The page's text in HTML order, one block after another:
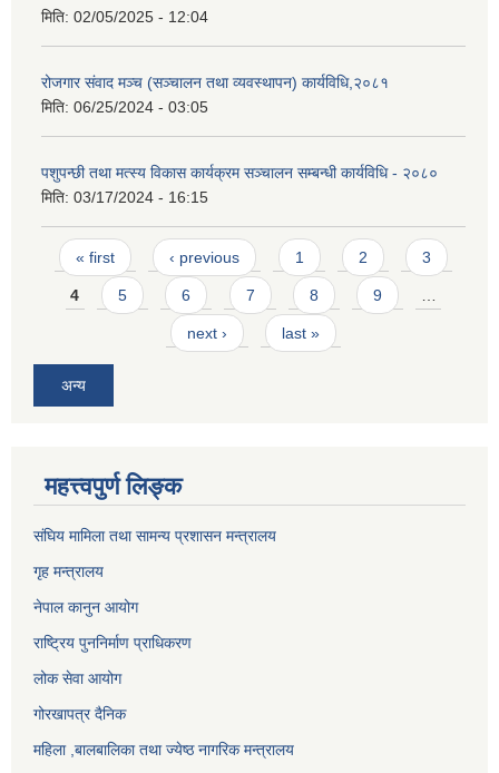
मिति: 02/05/2025 - 12:04
रोजगार संवाद मञ्च (सञ्चालन तथा व्यवस्थापन) कार्यविधि,२०८१
मिति: 06/25/2024 - 03:05
पशुपन्छी तथा मत्स्य विकास कार्यक्रम सञ्चालन सम्बन्धी कार्यविधि - २०८०
मिति: 03/17/2024 - 16:15
Pages
« first ‹ previous 1 2 3
4 5 6 7 8 9
next › last »
अन्य
महत्त्वपुर्ण लिङ्क
संघिय मामिला तथा सामन्य प्रशासन मन्त्रालय
गृह मन्त्रालय
नेपाल कानुन आयोग
राष्ट्रिय पुननिर्माण प्राधिकरण
लोक सेवा आयोग
गोरखापत्र दैनिक
महिला ,बालबालिका तथा ज्येष्ठ नागरिक मन्त्रालय